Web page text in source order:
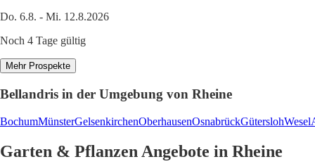
Do. 6.8. - Mi. 12.8.2026
Noch 4 Tage gültig
Mehr Prospekte
Bellandris in der Umgebung von Rheine
BochumMünsterGelsenkirchenOberhausenOsnabrückGüterslohWesel
Garten & Pflanzen Angebote in Rheine